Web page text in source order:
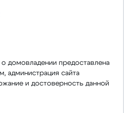
домовладении предоставлена
администрация сайта
и достоверность данной